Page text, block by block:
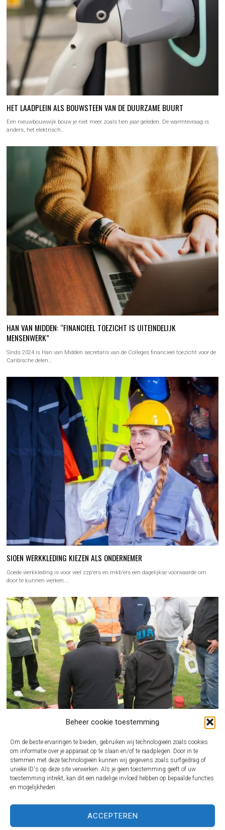
Beheer cookie toestemming
Om de beste ervaringen te bieden, gebruiken wij technologieën zoals cookies
om informatie over je apparaat op te slaan en/of te raadplegen. Door in te
stemmen met deze technologieën kunnen wij gegevens zoals surfgedrag of
unieke ID's op deze site verwerken. Als je geen toestemming geeft of uw
toestemming intrekt, kan dit een nadelige invloed hebben op bepaalde functies
en mogelijkheden.
ACCEPTEREN
ROBERT DOORNBOS
HET LAADPLEIN ALS BOUWSTEEN VAN DE DUURZAME BUURT
Een nieuwbouwwijk bouw je niet meer zoals tien jaar geleden. De warmtevraag is
anders, het elektrisch…
HAN VAN MIDDEN: “FINANCIEEL TOEZICHT IS UITEINDELIJK
MENSENWERK”
Sinds 2024 is Han van Midden secretaris van de Colleges financieel toezicht voor de
Caribische delen…
SIOEN WERKKLEDING KIEZEN ALS ONDERNEMER
Goede werkkleding is voor veel zzp'ers en mkb'ers een dagelijkse voorwaarde om
door te kunnen werken.…
BHV CURSUS REGELEN ALS ONDERNEMER ZONDER GEDOE
Een incident op de werkvloer komt nooit gelegen. Juist dan wil je dat iemand direct